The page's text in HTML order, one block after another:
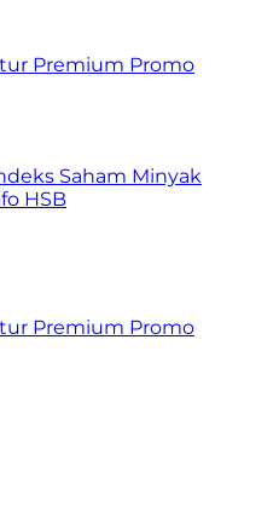
Premium Promo
Saham Minyak
HSB
Premium Promo